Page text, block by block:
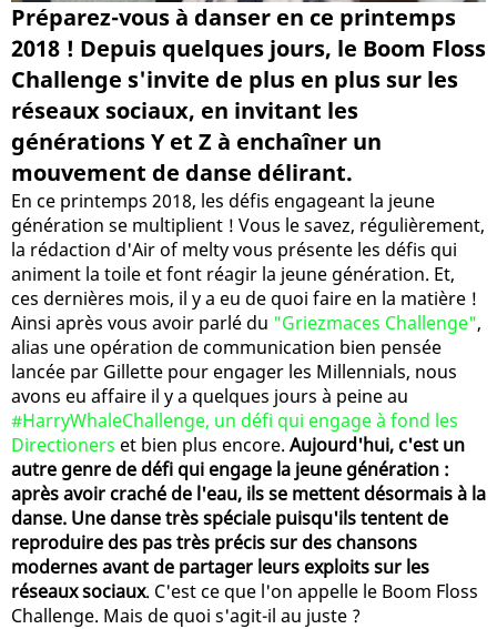
Préparez-vous à danser en ce printemps
2018 ! Depuis quelques jours, le Boom Floss
Challenge s'invite de plus en plus sur les
réseaux sociaux, en invitant les
générations Y et Z à enchaîner un
mouvement de danse délirant.
En ce printemps 2018, les défis engageant la jeune
génération se multiplient ! Vous le savez, régulièrement,
la rédaction d'Air of melty vous présente les défis qui
animent la toile et font réagir la jeune génération. Et,
ces dernières mois, il y a eu de quoi faire en la matière !
Ainsi après vous avoir parlé du "Griezmaces Challenge",
alias une opération de communication bien pensée
lancée par Gillette pour engager les Millennials, nous
avons eu affaire il y a quelques jours à peine au
#HarryWhaleChallenge, un défi qui engage à fond les
Directioners et bien plus encore. Aujourd'hui, c'est un
autre genre de défi qui engage la jeune génération :
après avoir craché de l'eau, ils se mettent désormais à la
danse. Une danse très spéciale puisqu'ils tentent de
reproduire des pas très précis sur des chansons
modernes avant de partager leurs exploits sur les
réseaux sociaux. C'est ce que l'on appelle le Boom Floss
Challenge. Mais de quoi s'agit-il au juste ?